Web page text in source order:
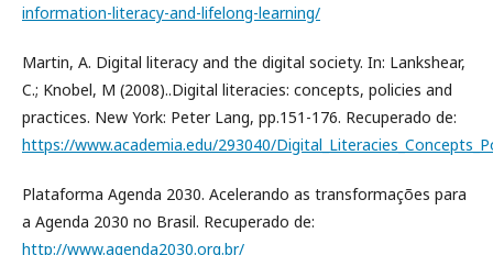
information-literacy-and-lifelong-learning/
Martin, A. Digital literacy and the digital society. In: Lankshear,
C.; Knobel, M (2008)..Digital literacies: concepts, policies and
practices. New York: Peter Lang, pp.151-176. Recuperado de:
https://www.academia.edu/293040/
Plataforma Agenda 2030. Acelerando as transformações para
a Agenda 2030 no Brasil. Recuperado de:
http://www.agenda2030.org.br/